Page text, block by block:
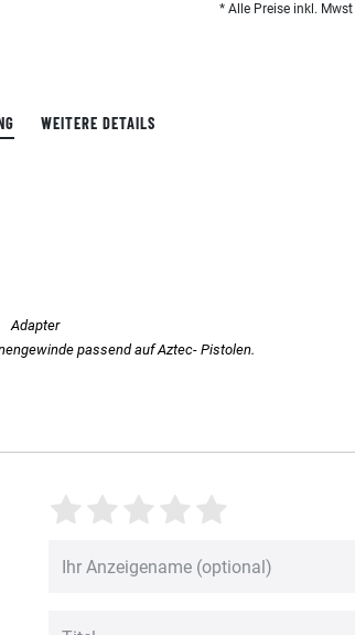
* Alle Preise inkl. Mwst
WEITERE DETAILS
Adapter
passend auf Aztec- Pistolen.